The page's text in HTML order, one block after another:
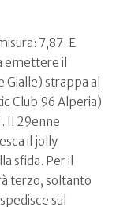
7,87. E
emettere il
Gialle) strappa al
Club 96 Alperia)
Il 29enne
il jolly
sfida. Per il
terzo, soltanto
sul